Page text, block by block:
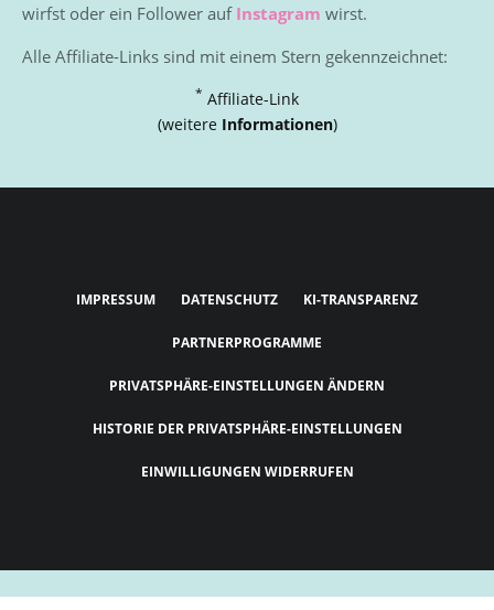
wirfst oder ein Follower auf Instagram wirst.
Alle Affiliate-Links sind mit einem Stern gekennzeichnet:
* Affiliate-Link
(weitere Informationen)
IMPRESSUM DATENSCHUTZ KI-TRANSPARENZ
PARTNERPROGRAMME
PRIVATSPHÄRE-EINSTELLUNGEN ÄNDERN
HISTORIE DER PRIVATSPHÄRE-EINSTELLUNGEN
EINWILLIGUNGEN WIDERRUFEN